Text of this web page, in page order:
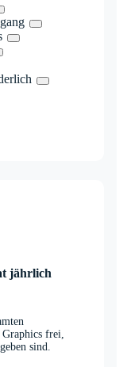
jährlich
frei,
sind.